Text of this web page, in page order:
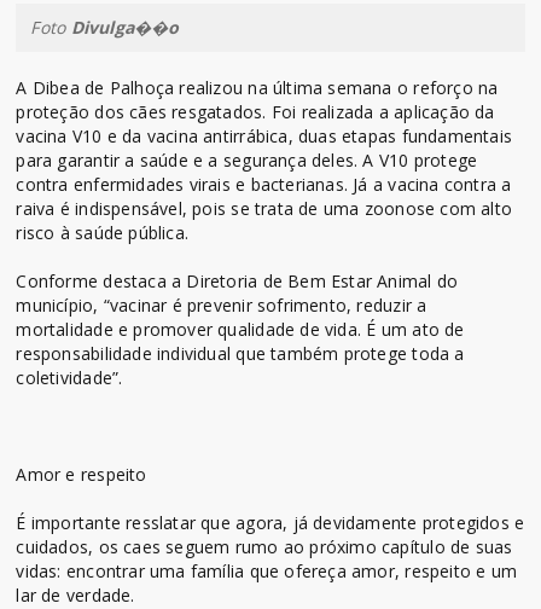
Foto Divulga��o
A Dibea de Palhoça realizou na última semana o reforço na
proteção dos cães resgatados. Foi realizada a aplicação da
vacina V10 e da vacina antirrábica, duas etapas fundamentais
para garantir a saúde e a segurança deles. A V10 protege
contra enfermidades virais e bacterianas. Já a vacina contra a
raiva é indispensável, pois se trata de uma zoonose com alto
risco à saúde pública.
Conforme destaca a Diretoria de Bem Estar Animal do
município, “vacinar é prevenir sofrimento, reduzir a
mortalidade e promover qualidade de vida. É um ato de
responsabilidade individual que também protege toda a
coletividade”.
Amor e respeito
É importante resslatar que agora, já devidamente protegidos e
cuidados, os caes seguem rumo ao próximo capítulo de suas
vidas: encontrar uma família que ofereça amor, respeito e um
lar de verdade.